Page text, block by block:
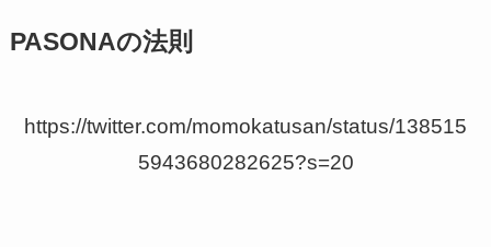
PASONAの法則
https://twitter.com/momokatusan/status/138515
5943680282625?s=20